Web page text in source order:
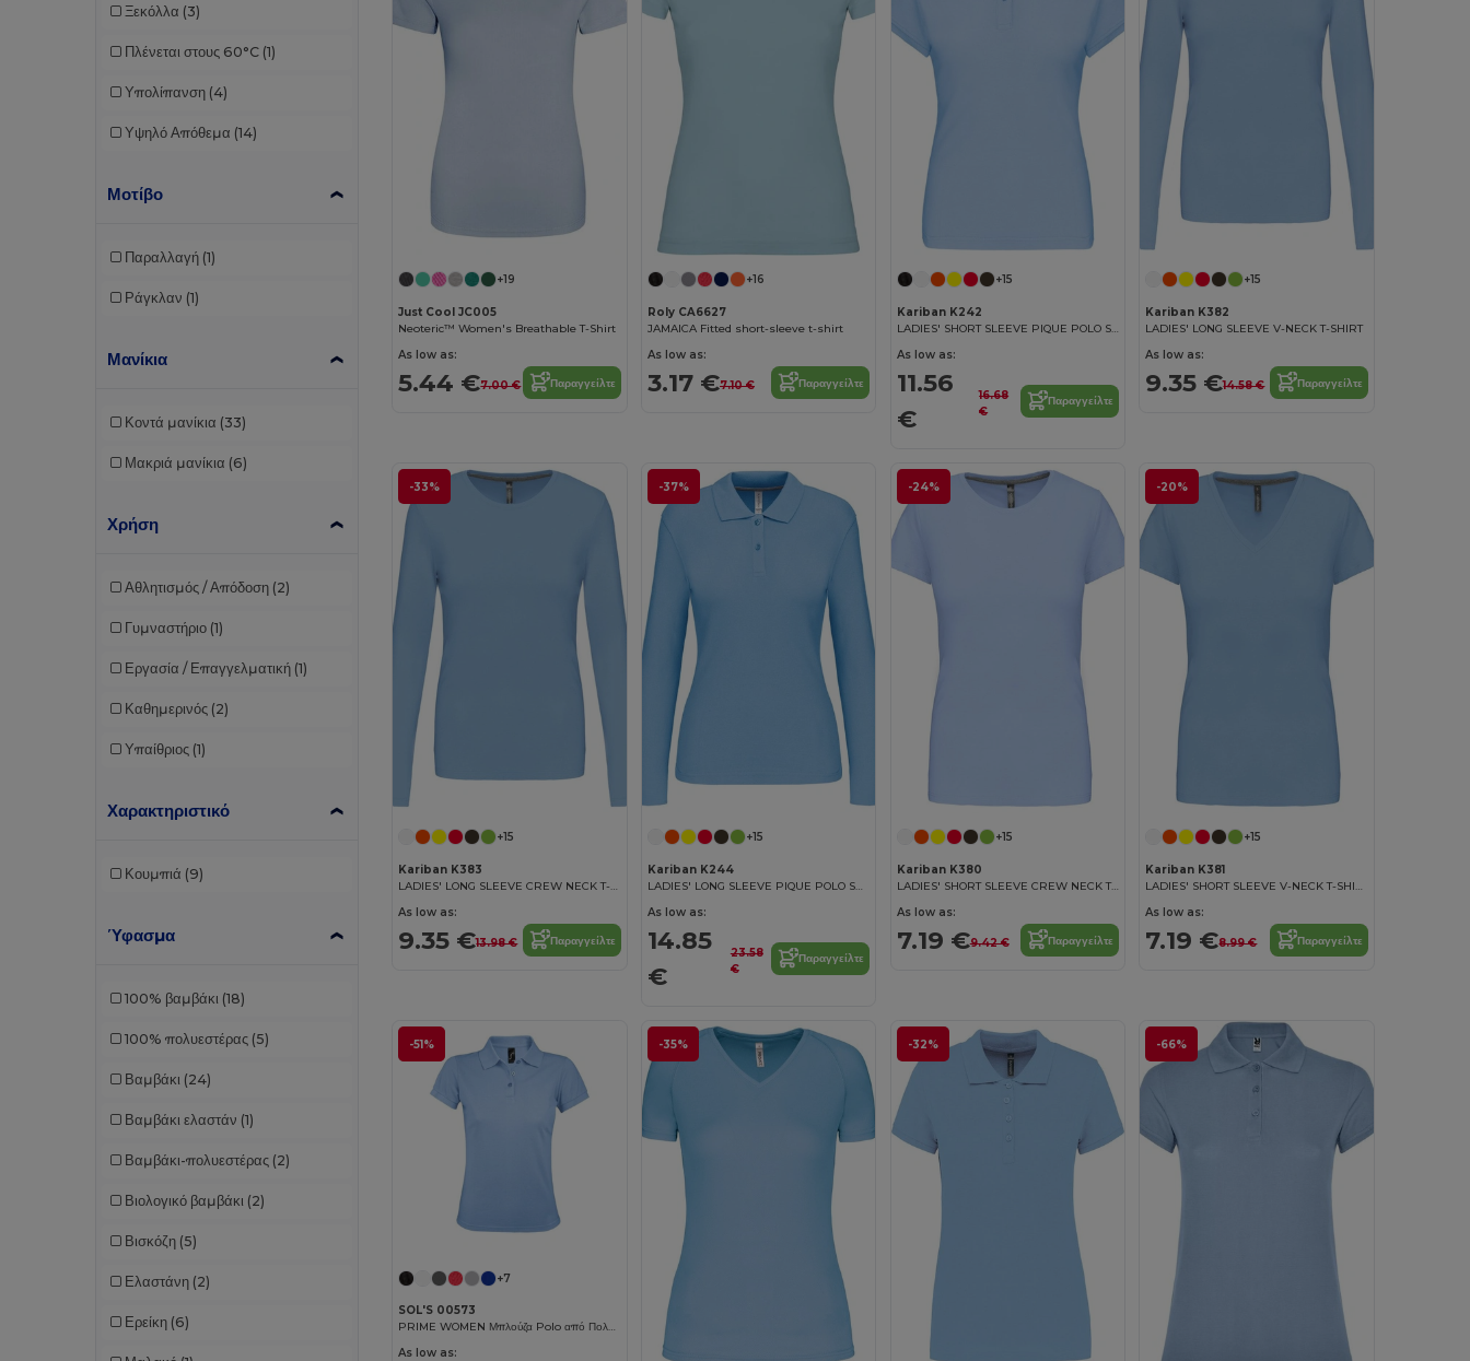
Ξεκόλλα (3)
Πλένεται στους 60°C (1)
Υπολίπανση (4)
Υψηλό Απόθεμα (14)
Μοτίβο
Παραλλαγή (1)
Ράγκλαν (1)
Μανίκια
Κοντά μανίκια (33)
Μακριά μανίκια (6)
Χρήση
Αθλητισμός / Απόδοση (2)
Γυμναστήριο (1)
Εργασία / Επαγγελματική (1)
Καθημερινός (2)
Υπαίθριος (1)
Χαρακτηριστικό
Κουμπιά (9)
Ύφασμα
100% βαμβάκι (18)
100% πολυεστέρας (5)
Βαμβάκι (24)
Βαμβάκι ελαστάν (1)
Βαμβάκι-πολυεστέρας (2)
Βιολογικό βαμβάκι (2)
Βισκόζη (5)
Ελαστάνη (2)
Ερείκη (6)
+19
Just Cool JC005
Neoteric™ Women's Breathable T-Shirt
As low as:
5.44 €7.00 € Παραγγείλτε
+16
Roly CA6627
JAMAICA Fitted short-sleeve t-shirt
As low as:
3.17 €7.10 € Παραγγείλτε
+15
Kariban K242
LADIES' SHORT SLEEVE PIQUE POLO SHIRT
As low as:
11.56
€
16.68
€
Παραγγείλτε
+15
Kariban K382
LADIES' LONG SLEEVE V-NECK T-SHIRT
As low as:
9.35 €14.58 € Παραγγείλτε
-33%
+15
Kariban K383
LADIES' LONG SLEEVE CREW NECK T-SHIRT
As low as:
9.35 €13.98 € Παραγγείλτε
-37%
+15
Kariban K244
LADIES' LONG SLEEVE PIQUE POLO SHIRT
As low as:
14.85
€
23.58
€
Παραγγείλτε
-24%
+15
Kariban K380
LADIES' SHORT SLEEVE CREW NECK T-SHIRT
As low as:
7.19 €9.42 € Παραγγείλτε
-20%
+15
Kariban K381
LADIES' SHORT SLEEVE V-NECK T-SHIRT
As low as:
7.19 €8.99 € Παραγγείλτε
-51%
+7
SOL'S 00573
PRIME WOMEN Μπλούζα Polo από Πολυβαμβάκι
As low as:
-35% -32% -66%